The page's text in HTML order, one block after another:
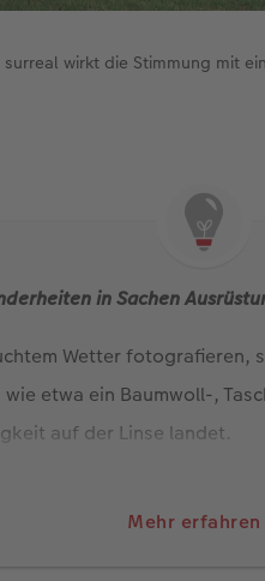
surreal wirkt die Stimmung mit
Mehr erfahren
in Sachen
Wetter
etwa ein Baumwoll-,
auf der Linse landet.
oder - für